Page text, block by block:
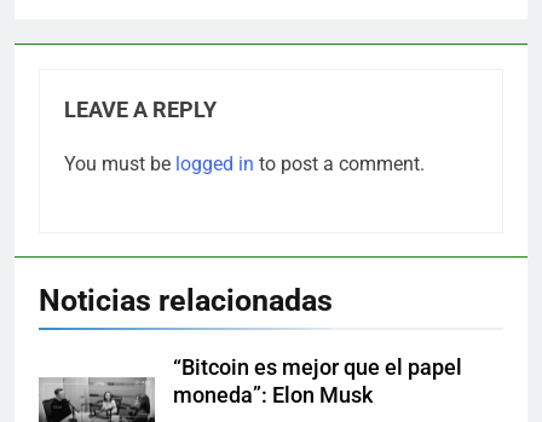
LEAVE A REPLY
You must be logged in to post a comment.
Noticias relacionadas
“Bitcoin es mejor que el papel
moneda”: Elon Musk